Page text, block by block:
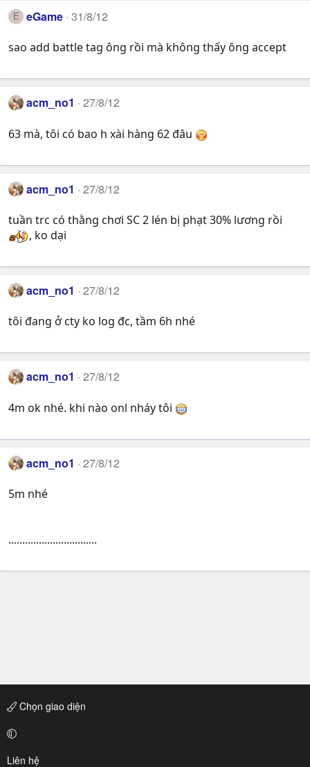
E eGame 31/8/12
sao add battle tag ông rồi mà không thấy ông accept
acm_no1 27/8/12
63 mà, tôi có bao h xài hàng 62 đâu
acm_no1 27/8/12
tuần trc có thằng chơi SC 2 lén bị phạt 30% lương rồi
, ko dại
acm_no1 27/8/12
tôi đang ở cty ko log đc, tầm 6h nhé
acm_no1 27/8/12
4m ok nhé. khi nào onl nháy tôi
acm_no1 27/8/12
5m nhé
................................
Chọn giao diện
Liên hệ